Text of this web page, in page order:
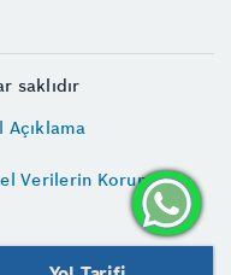
saklıdır
Açıklama
Verilerin Korunması